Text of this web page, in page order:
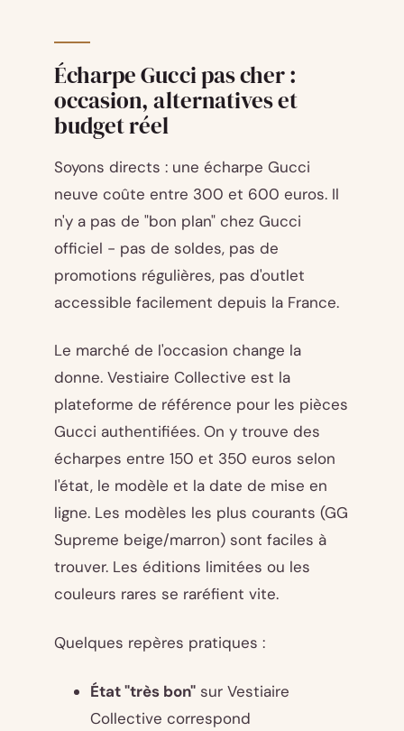
Écharpe Gucci pas cher :
occasion, alternatives et
budget réel
Soyons directs : une écharpe Gucci
neuve coûte entre 300 et 600 euros. Il
n'y a pas de "bon plan" chez Gucci
officiel - pas de soldes, pas de
promotions régulières, pas d'outlet
accessible facilement depuis la France.
Le marché de l'occasion change la
donne. Vestiaire Collective est la
plateforme de référence pour les pièces
Gucci authentifiées. On y trouve des
écharpes entre 150 et 350 euros selon
l'état, le modèle et la date de mise en
ligne. Les modèles les plus courants (GG
Supreme beige/marron) sont faciles à
trouver. Les éditions limitées ou les
couleurs rares se raréfient vite.
Quelques repères pratiques :
État "très bon" sur Vestiaire
Collective correspond